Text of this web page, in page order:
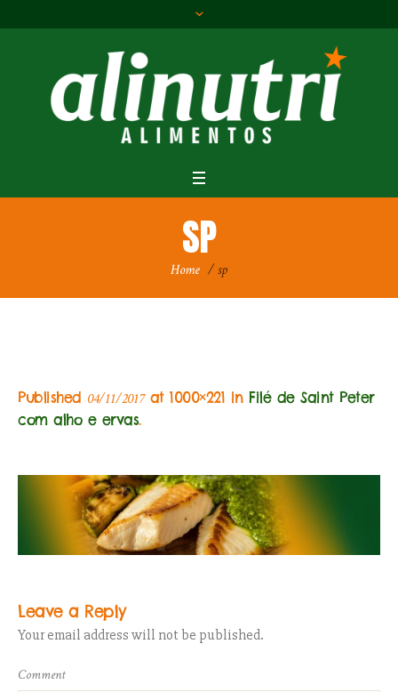
SP
Home /sp
Published 04/11/2017at 1000×221 in Filé de Saint Peter
com alho e ervas.
Leave a Reply
Your email address will not be published.
Comment